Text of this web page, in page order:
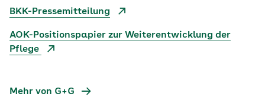
BKK-Pressemitteilung
AOK-Positionspapier zur Weiterentwicklung der
Pflege
Mehr von G+G